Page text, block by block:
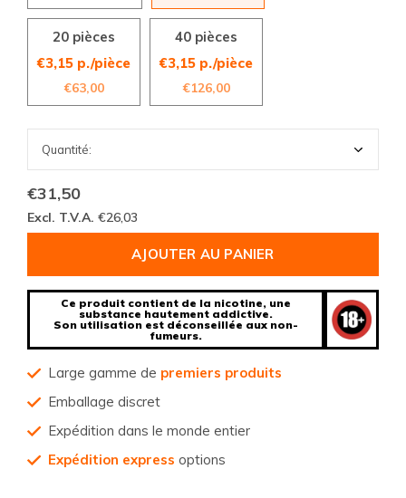
20 pièces
€3,15 p./pièce
€63,00
40 pièces
€3,15 p./pièce
€126,00
€31,50
Excl. T.V.A. €26,03
AJOUTER AU PANIER
Ce produit contient de la nicotine, une
substance hautement addictive.
Son utilisation est déconseillée aux non-
fumeurs.
Large gamme de premiers produits
Emballage discret
Expédition dans le monde entier
Expédition express options